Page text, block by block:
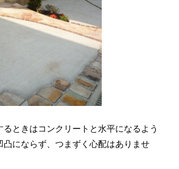
るときはコンクリートと水平になるよう
凸にならず、つまずく心配はありませ